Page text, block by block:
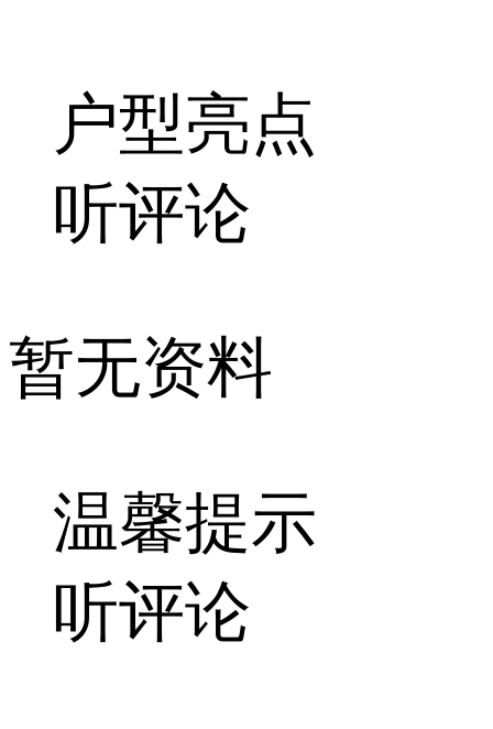
户型亮点
听评论
暂无资料
温馨提示
听评论